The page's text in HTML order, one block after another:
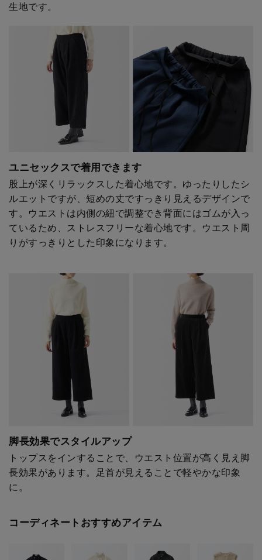
生地です。
ユニセックスで着用できます
股上が深くリラックスした着心地です。ゆったりしたシ
ルエットですが、短めの丈ですっきり見えるデザインで
す。ウエストは内側の紐で調整でき背面にはゴムが入っ
ているため、ストレスフリーな着心地です。ウエスト周
りがすっきりとした印象になります。
脚長効果でスタイルアップ
トップスをインすることで、ウエスト位置が高く見え脚
長効果があります。足首が見えることで軽やかな印象
に。
コーディネートおすすめアイテム